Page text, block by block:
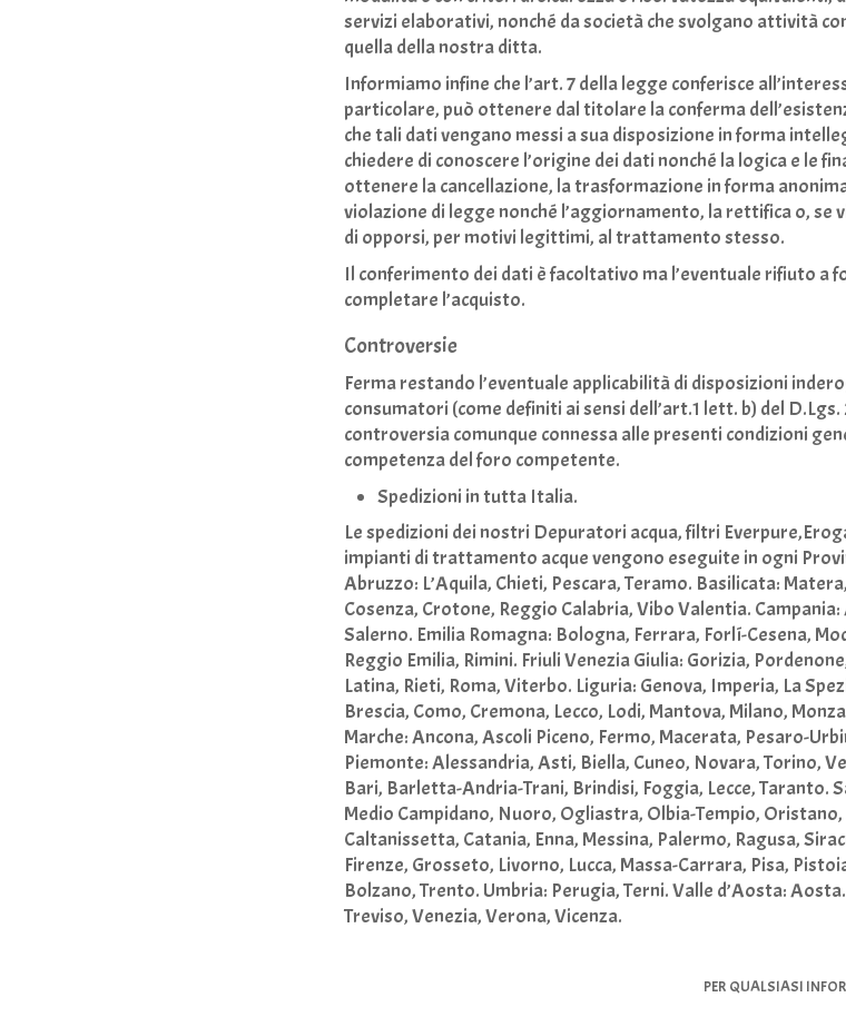
servizi elaborativi, nonché da società che svolgano attività
quella della nostra ditta.
Informiamo infine che l’art. 7 della legge conferisce
particolare, può ottenere dal titolare la conferma
che tali dati vengano messi a sua disposizione in forma
chiedere di conoscere l’origine dei dati nonché la logica e le
ottenere la cancellazione, la trasformazione in forma
violazione di legge nonché l’aggiornamento, la rettifica o, se
di opporsi, per motivi legittimi, al trattamento stesso.
Il conferimento dei dati è facoltativo ma l’eventuale rifiuto a
completare l’acquisto.
Controversie
Ferma restando l’eventuale applicabilità di disposizioni
consumatori (come definiti ai sensi dell’art.1 lett. b) del
controversia comunque connessa alle presenti condizioni
competenza del foro competente.
Spedizioni in tutta Italia.
Le spedizioni dei nostri Depuratori acqua, filtri
impianti di trattamento acque vengono eseguite in ogni
Abruzzo: L’Aquila, Chieti, Pescara, Teramo. Basilicata:
Cosenza, Crotone, Reggio Calabria, Vibo Valentia.
Salerno. Emilia Romagna: Bologna, Ferrara, Forlí-Cesena,
Reggio Emilia, Rimini. Friuli Venezia Giulia: Gorizia,
Latina, Rieti, Roma, Viterbo. Liguria: Genova, Imperia, La
Brescia, Como, Cremona, Lecco, Lodi, Mantova, Milano,
Marche: Ancona, Ascoli Piceno, Fermo, Macerata, Pesaro-
Piemonte: Alessandria, Asti, Biella, Cuneo, Novara, Torino,
Bari, Barletta-Andria-Trani, Brindisi, Foggia, Lecce, Taranto.
Medio Campidano, Nuoro, Ogliastra, Olbia-Tempio,
Caltanissetta, Catania, Enna, Messina, Palermo, Ragusa,
Firenze, Grosseto, Livorno, Lucca, Massa-Carrara, Pisa,
Bolzano, Trento. Umbria: Perugia, Terni. Valle d’Aosta:
Treviso, Venezia, Verona, Vicenza.
PER QUALSIASI INFORMAZIONE